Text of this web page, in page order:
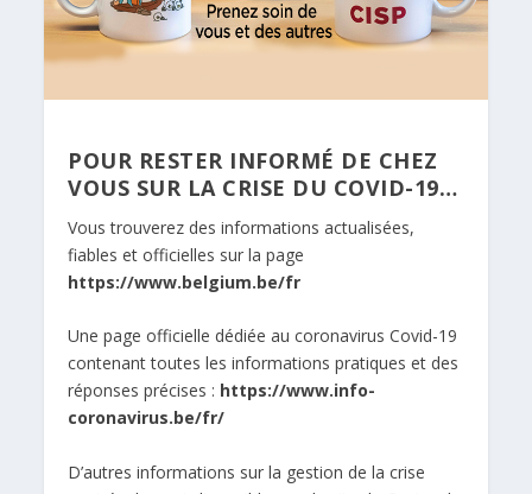
POUR RESTER INFORMÉ DE CHEZ
VOUS SUR LA CRISE DU COVID-19…
Vous trouverez des informations actualisées,
fiables et officielles sur la page
https://www.belgium.be/fr
Une page officielle dédiée au coronavirus Covid-19
contenant toutes les informations pratiques et des
réponses précises : https://www.info-
coronavirus.be/fr/
D’autres informations sur la gestion de la crise